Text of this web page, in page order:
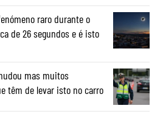
raro durante o
de 26 segundos e é isto
mas muitos
têm de levar isto no carro